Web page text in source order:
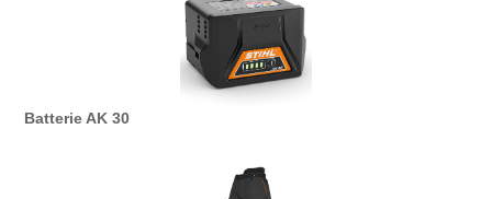
Batterie AK 30